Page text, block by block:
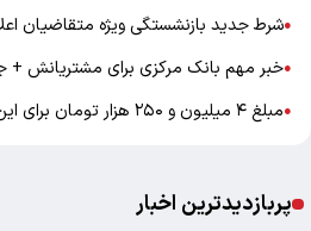
●شرط جدید بازنشستگی ویژه متقاضیان
●خبر مهم بانک مرکزی برای مشتریانش +
●مبلغ ۴ میلیون و ۲۵۰ هزار تومان برای این گروه بازنشستگان واریز شد
پربازدیدترین اخبار